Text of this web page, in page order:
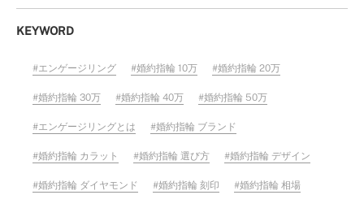
KEYWORD
エンゲージリング 婚約指輪 10万 婚約指輪 20万
婚約指輪 30万 婚約指輪 40万 婚約指輪 50万
エンゲージリングとは 婚約指輪 ブランド
婚約指輪 カラット 婚約指輪 選び方 婚約指輪 デザイン
婚約指輪 ダイヤモンド 婚約指輪 刻印 婚約指輪 相場